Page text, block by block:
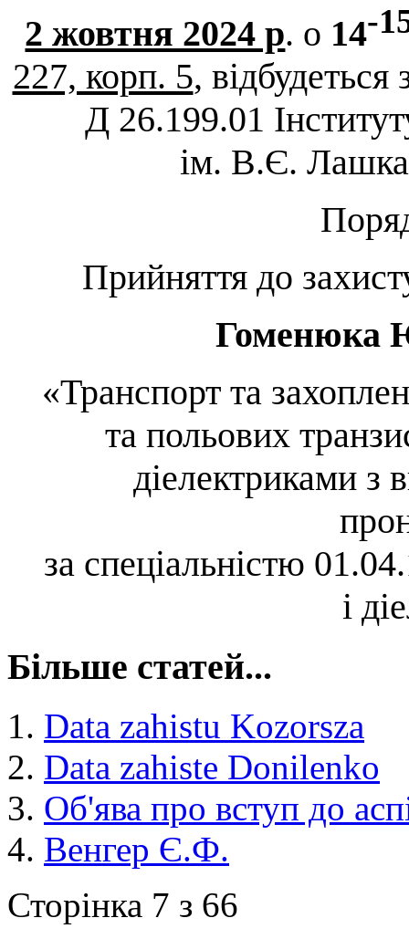
2 жовтня 2024 р. о 14-
227, корп. 5, відбудеться
Д 26.199.01
ім. В.Є.
Прийняття до
Гоменюка
«Транспорт та
та польових
діелектриками з
за спеціальністю
і
Більше статей...
Data zahistu Kozorsza
Data zahiste Donilenko
Об'ява про вступ до
Венгер Є.Ф.
Сторінка 7 з 66